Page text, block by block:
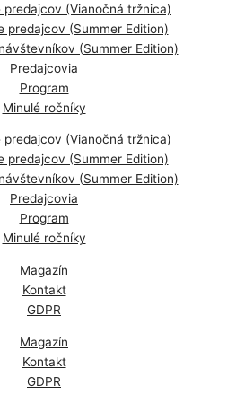
predajcov (Vianočná tržnica)
predajcov (Summer Edition)
(Summer Edition)
Predajcovia
Program
Minulé ročníky
predajcov (Vianočná tržnica)
predajcov (Summer Edition)
(Summer Edition)
Predajcovia
Program
Minulé ročníky
Magazín
Kontakt
GDPR
Magazín
Kontakt
GDPR